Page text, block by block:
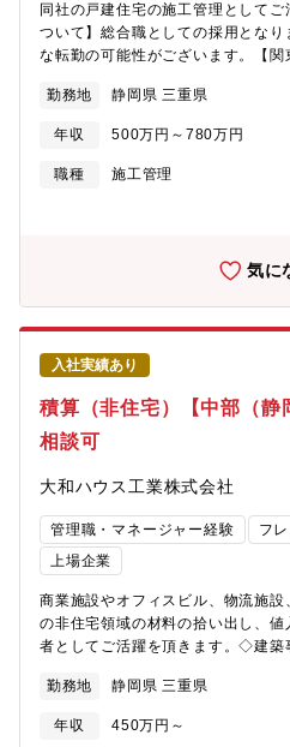
同社の戸建住宅の施工管理として
ついて】総合職としての採用とな
な転勤の可能性がございます。【関
ハウスの戸建て事業】
https://www.daiwahouse.com/
勤務地 静岡県 三重県
年収 500万円～780万円
職種
施工管理
気に
入社実績あり
積算（非住宅）【中部（静
相談可
大和ハウス工業株式会社
管理職・マネージャー経験
フ
上場企業
商業施設やオフィスビル、物流施
の非住宅領域の材料の拾い出し、
者としてご活躍を頂きます。◇建築
り上げの6割を超え今や住宅領域と
せています。《おすすめポイント
物流施設などの大規模物件など幅
勤務地 静岡県 三重県
年収 450万円～